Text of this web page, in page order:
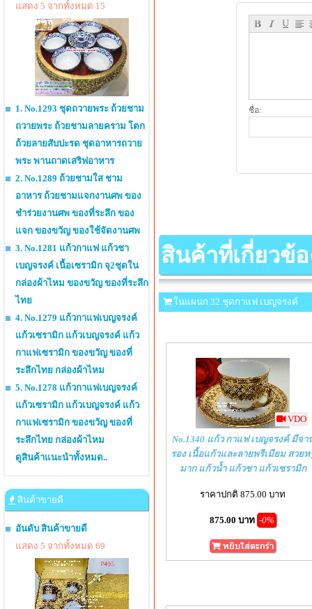
แสดง 5 จากทั้งหมด 15
1. No.1293 ชุดถวายพระ ถ้วยชาม
ถวายพระ ถ้วยชามลายคราม โตก
ถ้วยลายสับปะรด ชุดอาหารถวาย
พระ พานถาดเสริฟอาหาร
2. No.1289 ถ้วยชามใส ชาม
อาหาร ถ้วยชามแจกงานศพ ของ
ชำร่วยงานศพ ของที่ระลึก ของ
แจก ของขวัญ ของใช้จัดงานศพ
3. No.1281 แก้วกาแฟ แก้วชา
เบญจรงค์ เนื้อเซรามิก จุ2ชุดใน
กล่องผ้าไหม ของขวัญ ของที่ระลึก
ไทย
4. No.1279 แก้วกาแฟเบญจรงค์
แก้วเซรามิก แก้วเบญจรงค์ แก้ว
กาแฟเซรามิก ของขวัญ ของที่
ระลึกไทย กล่องผ้าไหม
5. No.1278 แก้วกาแฟเบญจรงค์
แก้วเซรามิก แก้วเบญจรงค์ แก้ว
กาแฟเซรามิก ของขวัญ ของที่
ระลึกไทย กล่องผ้าไหม
ดูสินค้าแนะนำทั้งหมด..
สินค้าขายดี
อันดับ สินค้าขายดี
แสดง 5 จากทั้งหมด 69
ชื่อ:
สินค้าที่เกี่ยวข้อ
ในแผนก 32.ชุดกาแฟ เบญจรงค์
VDO
No.1340 แก้ว กาแฟ เบญจรงค์ มีจา
รอง เนื้อแก้วและลายพรีเมียม สวยห
มาก แก้วน้ำ แก้วชา แก้วเซรามิก
ราคาปกติ 875.00 บาท
875.00 บาท -0%